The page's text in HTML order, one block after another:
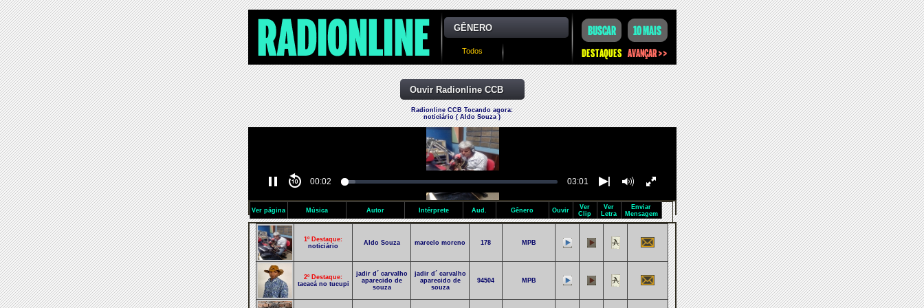
GÊNERO
Todos
Ouvir Radionline CCB
Radionline CCB Tocando agora:
noticiário ( Aldo Souza )
00:02 03:01
Ver página Música Autor Intérprete Aud. Gênero Ouvir
Ver
Clip
Ver
Letra
Enviar
Mensagem
1º Destaque:
noticiário
Aldo Souza marcelo moreno 178 MPB
2º Destaque:
tacacá no tucupi
jadir d´ carvalho
aparecido de
souza
jadir d´ carvalho
aparecido de
souza
94504 MPB